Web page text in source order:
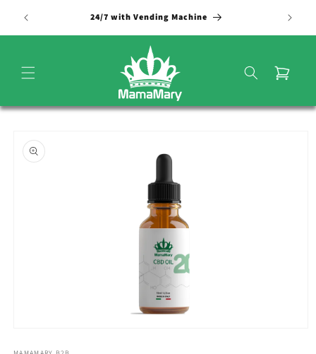
direttamente
24/7 with Vending Machine
Carrello
informazioni
sul
prodotto